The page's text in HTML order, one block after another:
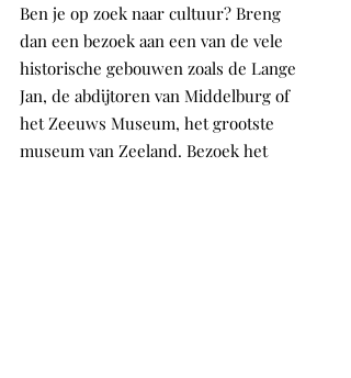
Ben je op zoek naar cultuur? Breng
dan een bezoek aan een van de vele
historische gebouwen zoals de Lange
Jan, de abdijtoren van Middelburg of
het Zeeuws Museum, het grootste
museum van Zeeland. Bezoek het